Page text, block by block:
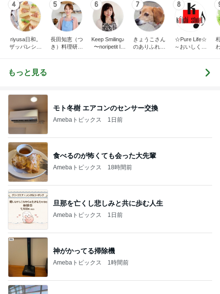
4
riyusa日和。
ザッパレシピ
かず
5
長田知恵（つ
き）料理研究
6
Keep Smiling♪
〜noripetit lif
7
きょうこさん
のありふれた
8
☆Pure Life☆
～おいしく、
もっと見る
モト冬樹 エアコンのセンサー交換
Amebaトピックス 1日前
食べるのが怖くても会った大先輩
Amebaトピックス 18時間前
旦那を亡くし悲しみと共に歩む人生
Amebaトピックス 1日前
神がかってる掃除機
Amebaトピックス 1時間前